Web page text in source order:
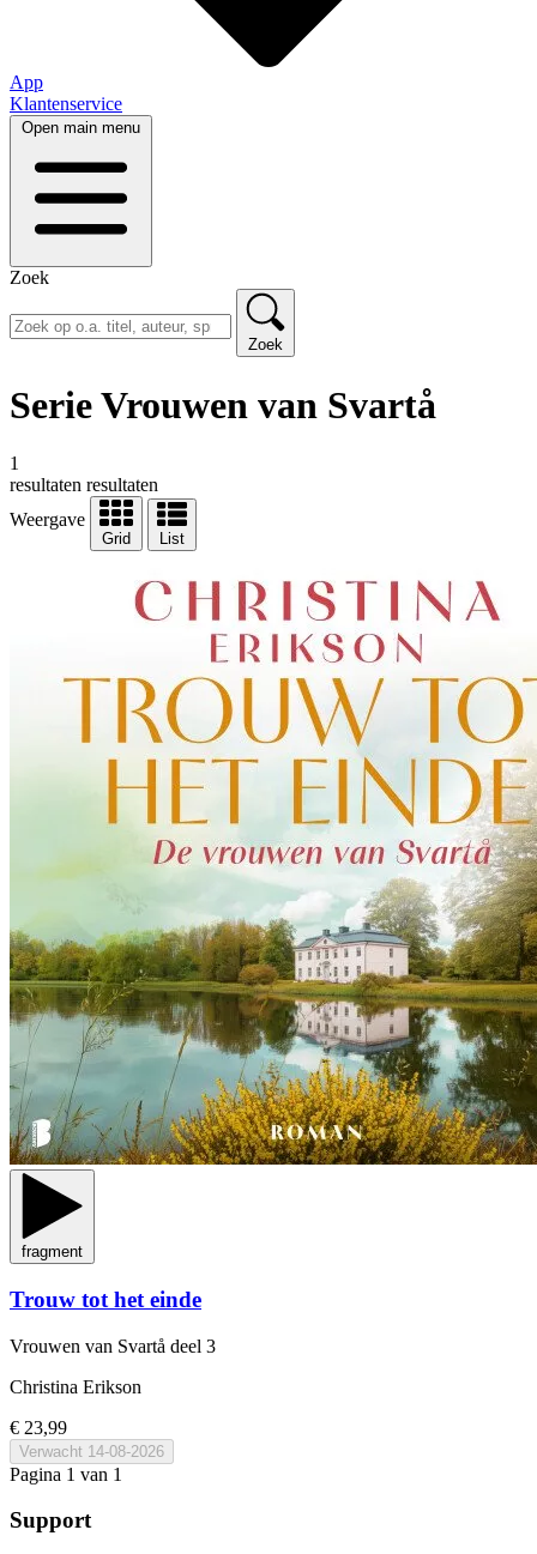
App
Klantenservice
Open main menu
Zoek
Zoek
Serie Vrouwen van Svartå
1
resultaten resultaten
Weergave
Grid List
fragment
Trouw tot het einde
Vrouwen van Svartå deel 3
Christina Erikson
€ 23,99
Verwacht 14-08-2026
Pagina 1 van 1
Support